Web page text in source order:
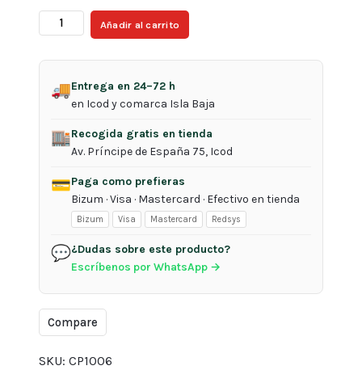
Cortapelo
eléctrico
inalámbrico
cantidad
Añadir al carrito
🚚Entrega en 24–72 h
en Icod y comarca Isla Baja
🏬Recogida gratis en tienda
Av. Príncipe de España 75, Icod
💳Paga como prefieras
Bizum · Visa · Mastercard · Efectivo en tienda
Bizum Visa Mastercard Redsys
💬¿Dudas sobre este producto?
Escríbenos por WhatsApp →
Compare
SKU: CP1006